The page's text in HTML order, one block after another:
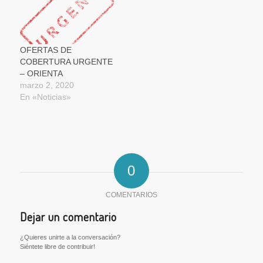
OFERTAS DE
COBERTURA URGENTE
– ORIENTA
marzo 2, 2020
En «Noticias»
0
COMENTARIOS
Dejar un comentario
¿Quieres unirte a la conversación?
Siéntete libre de contribuir!